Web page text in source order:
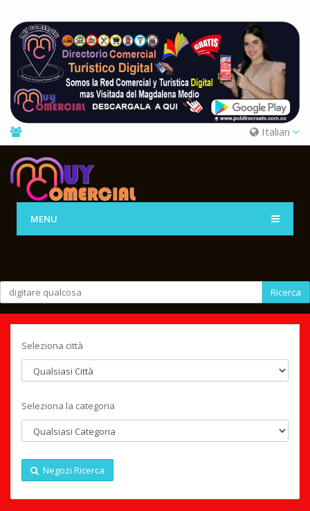
Italian
MENU
Ricerca
Seleziona città
Seleziona la categoria
Negozi Ricerca